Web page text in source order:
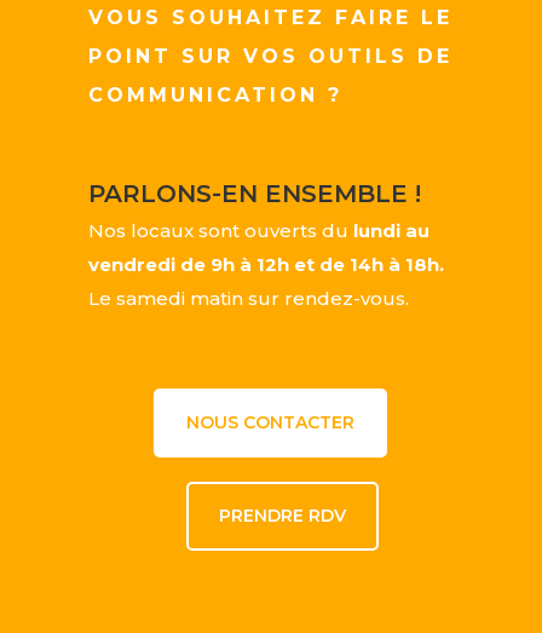
VOUS SOUHAITEZ FAIRE LE
POINT SUR VOS OUTILS DE
COMMUNICATION ?
PARLONS-EN ENSEMBLE !
Nos locaux sont ouverts du lundi au
vendredi de 9h à 12h et de 14h à 18h.
Le samedi matin sur rendez-vous.
NOUS CONTACTER
PRENDRE RDV